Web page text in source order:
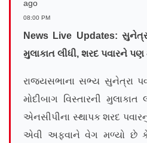
ago
08:00 PM
News Live Updates:
મુલાકાત લીધી, શરદ પવારને પણ
રાજ્યસભાના સભ્ય સુનેત્રા
મોદીબાગ વિસ્તારની મુલાકાત
એનસીપીના સ્થાપક શરદ
એવી અફવાને વેગ મળ્યો છે